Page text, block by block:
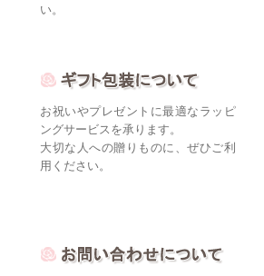
い。
お祝いやプレゼントに最適なラッピ
ングサービスを承ります。
大切な人への贈りものに、ぜひご利
用ください。